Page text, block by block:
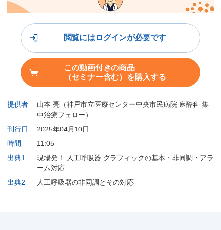
提供者
山本 亮（神戸市立医療センター中央市民病院 麻酔科 集
中治療フェロー）
刊行日
2025年04月10日
時間
11:05
出典1
現場発！ 人工呼吸器 グラフィックの基本・非同調・アラ
ーム対応
出典2
人工呼吸器の非同調とその対応
閲覧にはログインが必要です
この動画付きの商品
（セミナー含む）を購入する